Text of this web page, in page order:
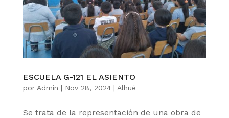
ESCUELA G-121 EL ASIENTO
por Admin | Nov 28, 2024| Alhué
Se trata de la representación de una obra de